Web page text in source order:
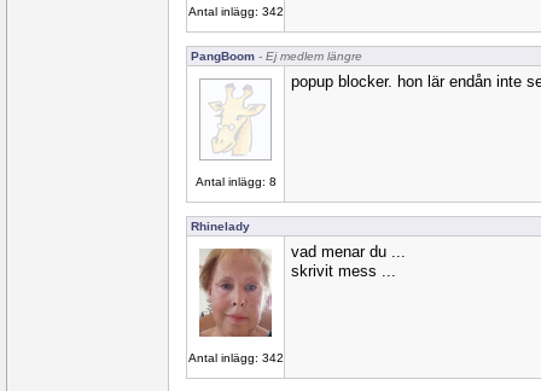
Antal inlägg: 342
PangBoom - Ej medlem längre
Antal inlägg: 8
popup blocker. hon lär endån inte
Rhinelady
Antal inlägg: 342
vad menar du ...
skrivit mess ...